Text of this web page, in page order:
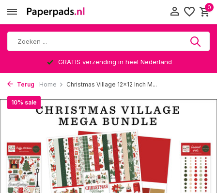
0
GRATIS verzending in heel Nederland
Terug Home Christmas Village 12x12 Inch M...
10% sale